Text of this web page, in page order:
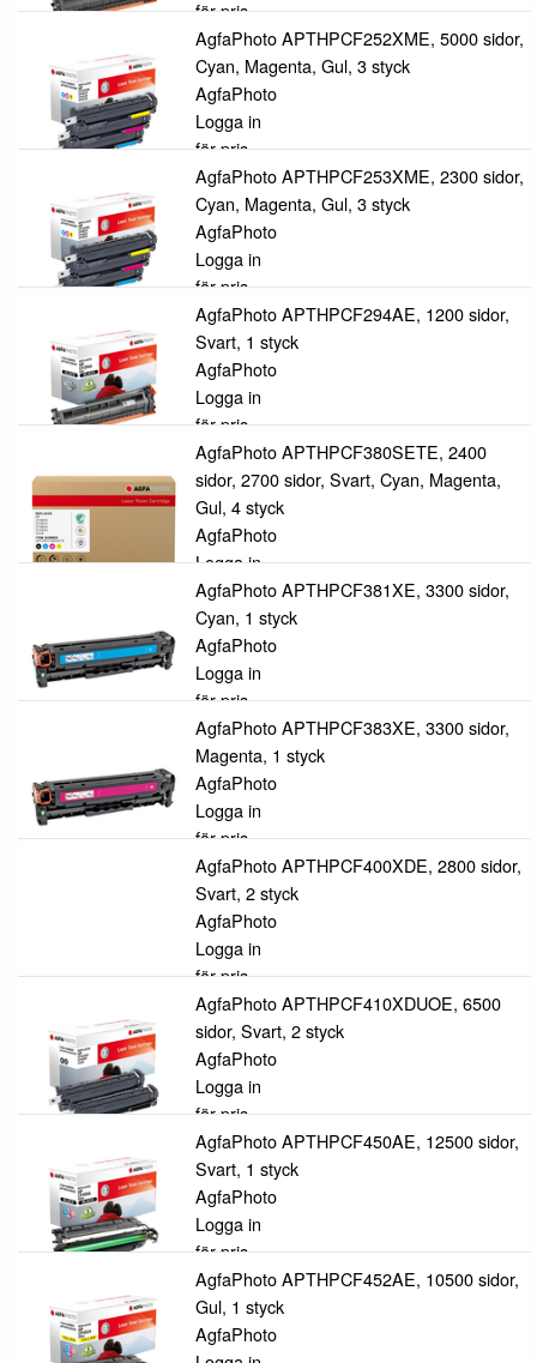
för pris
AgfaPhoto APTHPCF252XME, 5000 sidor,
Cyan, Magenta, Gul, 3 styck
AgfaPhoto
Logga in
för pris
AgfaPhoto APTHPCF253XME, 2300 sidor,
Cyan, Magenta, Gul, 3 styck
AgfaPhoto
Logga in
för pris
AgfaPhoto APTHPCF294AE, 1200 sidor,
Svart, 1 styck
AgfaPhoto
Logga in
för pris
AgfaPhoto APTHPCF380SETE, 2400
sidor, 2700 sidor, Svart, Cyan, Magenta,
Gul, 4 styck
AgfaPhoto
Logga in
för pris
AgfaPhoto APTHPCF381XE, 3300 sidor,
Cyan, 1 styck
AgfaPhoto
Logga in
för pris
AgfaPhoto APTHPCF383XE, 3300 sidor,
Magenta, 1 styck
AgfaPhoto
Logga in
för pris
AgfaPhoto APTHPCF400XDE, 2800 sidor,
Svart, 2 styck
AgfaPhoto
Logga in
för pris
AgfaPhoto APTHPCF410XDUOE, 6500
sidor, Svart, 2 styck
AgfaPhoto
Logga in
för pris
AgfaPhoto APTHPCF450AE, 12500 sidor,
Svart, 1 styck
AgfaPhoto
Logga in
för pris
AgfaPhoto APTHPCF452AE, 10500 sidor,
Gul, 1 styck
AgfaPhoto